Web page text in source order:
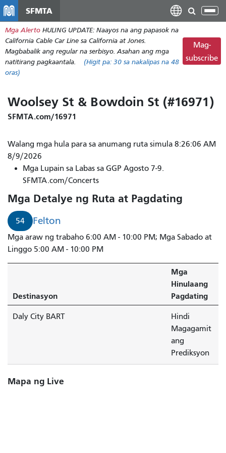
pangunahing
nilalaman
SFMTA
I-
ang
Mga Alerto HULING UPDATE: Naayos na ang papasok na
California Cable Car Line sa California at Jones.
Magbabalik ang regular na serbisyo. Asahan ang mga
natitirang pagkaantala.
(Higit pa: 30 sa nakalipas na 48
oras)
Mag-
subscribe
Woolsey St & Bowdoin St (#16971)
SFMTA.com/16971
Walang mga hula para sa anumang ruta simula 8:26:06 AM
8/9/2026
Mga Lupain sa Labas sa GGP Agosto 7-9.
SFMTA.com/Concerts
Mga Detalye ng Ruta at Pagdating
54 Felton
Mga araw ng trabaho 6:00 AM - 10:00 PM; Mga Sabado at
Linggo 5:00 AM - 10:00 PM
Destinasyon
Mga
Hinulaang
Pagdating
Daly City BART
Hindi
Magagamit
ang
Prediksyon
Mapa ng Live